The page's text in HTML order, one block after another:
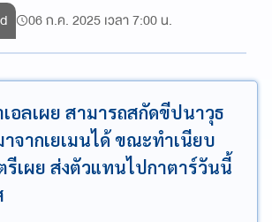
06 ก.ค. 2025 เวลา 7:00 น.
อลเผย สามารถสกัดขีปนาวุธ
จากเยเมนได้ ขณะทำเนียบ
เผย ส่งตัวแทนไปกาตาร์วันนี้